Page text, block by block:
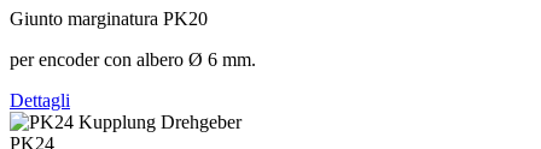
Giunto marginatura PK20
per encoder con albero Ø 6 mm.
Dettagli
PK24